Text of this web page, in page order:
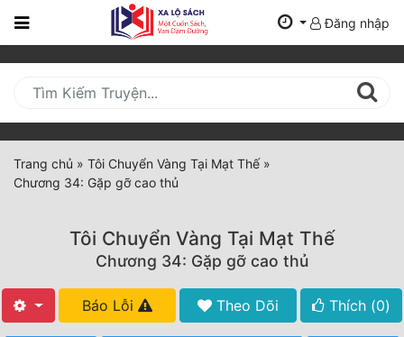
Trang
Mới
Cập
Nhật
(current)
Tất Cả
Đăng nhập
Trang chủ » Tôi Chuyển Vàng Tại Mạt Thế »
Chương 34: Gặp gỡ cao thủ
Tôi Chuyển Vàng Tại Mạt Thế
Chương 34: Gặp gỡ cao thủ
Báo Lỗi Theo Dõi Thích (0)